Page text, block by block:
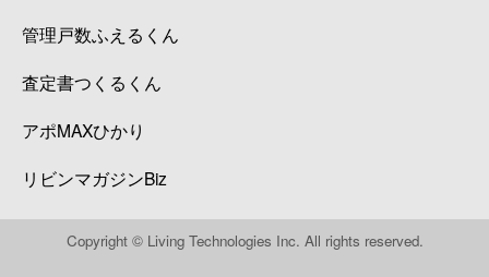
管理戸数ふえるくん
査定書つくるくん
アポMAXひかり
リビンマガジンBiz
Copyright © Living Technologies Inc. All rights reserved.